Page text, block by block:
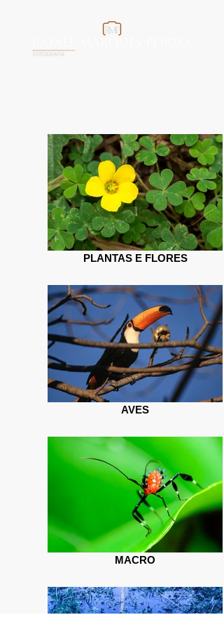
PLANTAS E FLORES
AVES
MACRO